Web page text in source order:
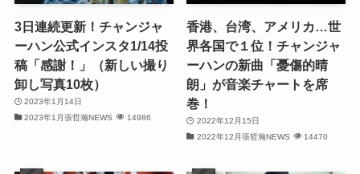
(32)
(32)
(29)
3日連続更新！チャンジャ
ーハン公式インスタ1/14投
稿「感謝！」（新しい撮り
卸し写真10枚）
2023年1月14日
2023年1月張哲瀚NEWS
14986
香港、台湾、アメリカ…世
界各国で１位！チャンジャ
ーハンの新曲「憂傷的晴
朗」が音楽チャートを席
巻！
2022年12月15日
2022年12月張哲瀚NEWS
14470